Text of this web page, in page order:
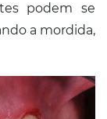
podem se
a mordida,